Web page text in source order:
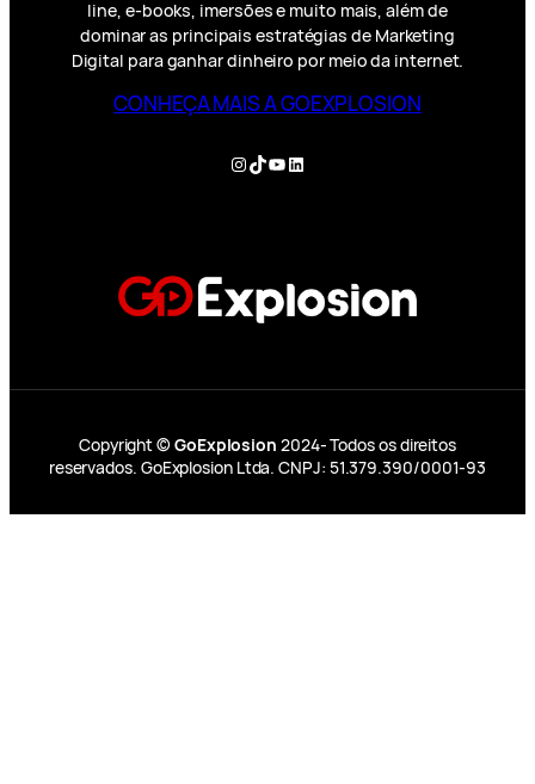
line, e-books, imersões e muito mais, além de
dominar as principais estratégias de Marketing
Digital para ganhar dinheiro por meio da internet.
CONHEÇA MAIS A GOEXPLOSION
Instagram
TikTok
YouTube
LinkedIn
Copyright © GoExplosion 2024- Todos os direitos
reservados. GoExplosion Ltda. CNPJ: 51.379.390/0001-93